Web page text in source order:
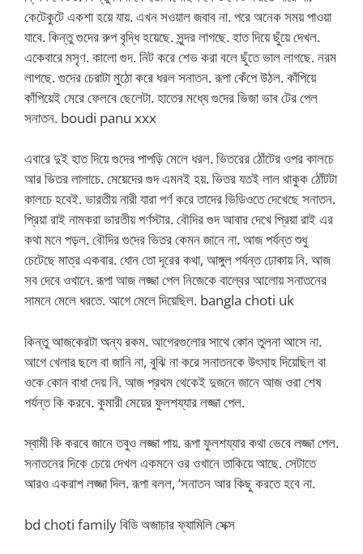
কেটেকুটে একশা হয়ে যায়. এখন সওয়াল জবাব না. পরে অনেক সময় পাওয়া
যাবে. কিন্তু গুদের রুপ বৃদ্ধি হয়েছে. সুন্দর লাগছে. হাত দিয়ে ছুঁয়ে দেখল.
একেবারে মসৃণ. কালো গুদ. নিট করে শেভ করা বলে ছুঁতে ভাল লাগছে. নরম
লাগছে. গুদের চেরাটা মুঠো করে ধরল সনাতন. রূপা কেঁপে উঠল. কাঁপিয়ে
কাঁপিয়েই মেরে ফেলবে ছেলেটা. হাতের মধ্যে গুদের ভিজা ভাব টের পেল
সনাতন. boudi panu xxx
এবারে দুই হাত দিয়ে গুদের পাপড়ি মেলে ধরল. ভিতরের ঠোঁটের ওপর কালচে
আর ভিতর লালাচে. মেয়েদের গুদ এমনই হয়. ভিতর যতই লাল থাকুক ঠোঁটটা
কালচে হবেই. ভারতীয় নারী যারা পর্ণ করে তাদের ভিডিওতে দেখেছে সনাতন.
প্রিয়া রাই নামকরা ভারতীয় পর্ণস্টার. বৌদির গুদ আবার দেখে প্রিয়া রাই এর
কথা মনে পড়ল. বৌদির গুদের ভিতর কেমন জানে না. আজ পর্যন্ত শুধু
চেটেছে মাত্র একবার. ধোন তো দূরের কথা, আঙ্গুল পর্যন্ত ঢোকায় নি. আজ
সব দেবে ওখানে. রূপা আজ লজ্জা পেল নিজেকে বাল্বের আলোয় সনাতনের
সামনে মেলে ধরতে. আগে মেলে দিয়েছিল. bangla choti uk
কিন্তু আজকেরটা অন্য রকম. আগেরগুলোর সাথে কোন তুলনা আসে না.
আগে খেলার ছলে বা জানি না, বুঝি না করে সনাতনকে উৎসাহ দিয়েছিল বা
ওকে কোন বাধা দেয় নি. আজ প্রথম থেকেই দুজনে জানে আজ ওরা শেষ
পর্যন্ত কি করবে. কুমারী মেয়ের ফুলশয্যার লজ্জা পেল.
স্বামী কি করবে জানে তবুও লজ্জা পায়. রূপা ফুলশয্যার কথা ভেবে লজ্জা পেল.
সনাতনের দিকে চেয়ে দেখল একমনে ওর ওখানে তাকিয়ে আছে. সেটাতে
আরও একরাশ লজ্জা দিল. রূপা বলল, ‘সনাতন আর কিছু করতে হবে না.
bd choti family বিডি অজাচার ফ্যামিলি সেক্স